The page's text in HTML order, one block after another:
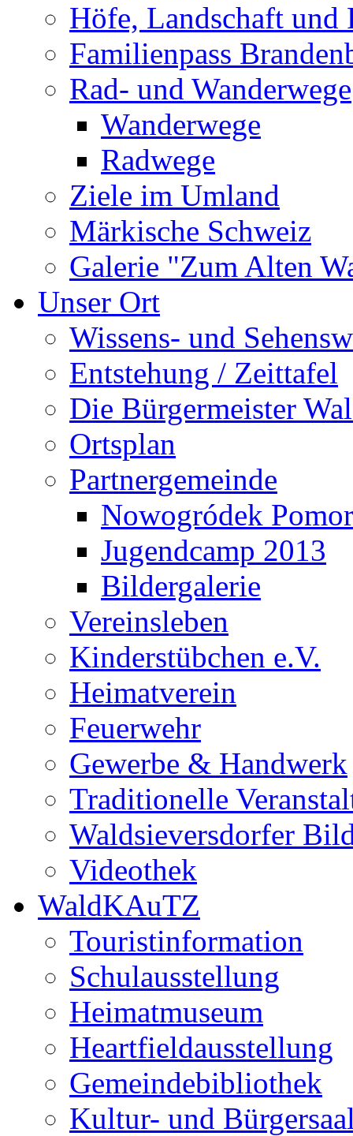
Höfe, Landschaft und
Familienpass
Rad- und Wanderwege
Wanderwege
Radwege
Ziele im Umland
Märkische Schweiz
Galerie "Zum Alten
Unser Ort
Wissens- und
Entstehung / Zeittafel
Die Bürgermeister
Ortsplan
Partnergemeinde
Nowogródek
Jugendcamp 2013
Bildergalerie
Vereinsleben
Kinderstübchen e.V.
Heimatverein
Feuerwehr
Gewerbe & Handwerk
Traditionelle
Waldsieversdorfer
Videothek
WaldKAuTZ
Touristinformation
Schulausstellung
Heimatmuseum
Heartfieldausstellung
Gemeindebibliothek
Kultur- und